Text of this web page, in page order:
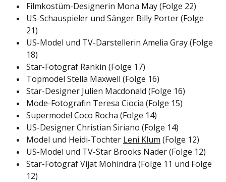
Filmkostüm-Designerin Mona May (Folge 22)
US-Schauspieler und Sänger Billy Porter (Folge
21)
US-Model und TV-Darstellerin Amelia Gray (Folge
18)
Star-Fotograf Rankin (Folge 17)
Topmodel Stella Maxwell (Folge 16)
Star-Designer Julien Macdonald (Folge 16)
Mode-Fotografin Teresa Ciocia (Folge 15)
Supermodel Coco Rocha (Folge 14)
US-Designer Christian Siriano (Folge 14)
Model und Heidi-Tochter Leni Klum (Folge 12)
US-Model und TV-Star Brooks Nader (Folge 12)
Star-Fotograf Vijat Mohindra (Folge 11 und Folge
12)